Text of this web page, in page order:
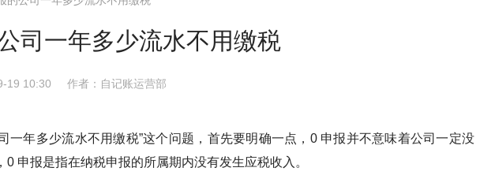
司一年多少流水不用缴税
19 10:30 作者：自记账运营部
一年多少流水不用缴税”这个问题，首先要明确一点，0 申报并不意味着公司一定没
0 申报是指在纳税申报的所属期内没有发生应税收入。